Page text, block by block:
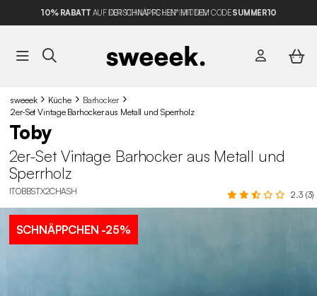
10% RABATT AUF DER SCHNÄPPCHEN* MIT DEM CODESUMMER10
sweeek Küche
Barhocker
2er-Set Vintage Barhocker aus Metall und Sperrholz
Toby
2er-Set Vintage Barhocker aus Metall und
Sperrholz
ITOBBSTX2CHASH 2.3 (3)
SCHNÄPPCHEN -25%